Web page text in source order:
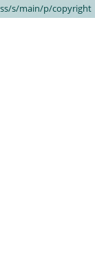
s/main/p/copyright